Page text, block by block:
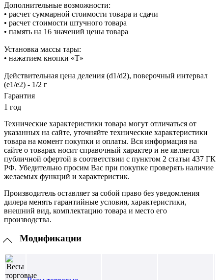
Дополнительные возможности:
• расчет суммарной стоимости товара и сдачи
• расчет стоимости штучного товара
• память на 16 значений цены товара
Установка массы тары:
• нажатием кнопки «T»
Действительная цена деления (d1/d2), поверочный интервал
(е1/е2) - 1/2 г
Гарантия
1 год
Технические характеристики товара могут отличаться от
указанных на сайте, уточняйте технические характеристики
товара на момент покупки и оплаты. Вся информация на
сайте о товарах носит справочный характер и не является
публичной офертой в соответствии с пунктом 2 статьи 437 ГК
РФ. Убедительно просим Вас при покупке проверять наличие
желаемых функций и характеристик.
Производитель оставляет за собой право без уведомления
дилера менять гарантийные условия, характеристики,
внешний вид, комплектацию товара и место его
производства.
Модификации